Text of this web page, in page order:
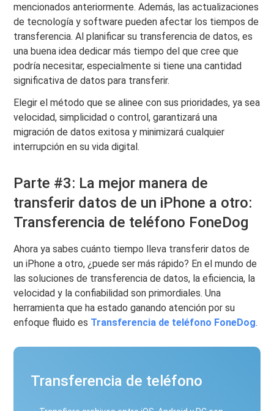
mencionados anteriormente. Además, las actualizaciones
de tecnología y software pueden afectar los tiempos de
transferencia. Al planificar su transferencia de datos, es
una buena idea dedicar más tiempo del que cree que
podría necesitar, especialmente si tiene una cantidad
significativa de datos para transferir.
Elegir el método que se alinee con sus prioridades, ya sea
velocidad, simplicidad o control, garantizará una
migración de datos exitosa y minimizará cualquier
interrupción en su vida digital.
Parte #3: La mejor manera de
transferir datos de un iPhone a otro:
Transferencia de teléfono FoneDog
Ahora ya sabes cuánto tiempo lleva transferir datos de
un iPhone a otro, ¿puede ser más rápido? En el mundo de
las soluciones de transferencia de datos, la eficiencia, la
velocidad y la confiabilidad son primordiales. Una
herramienta que ha estado ganando atención por su
enfoque fluido es Transferencia de teléfono FoneDog.
Transferencia de teléfono